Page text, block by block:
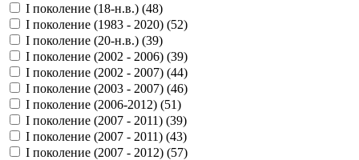
I поколение (18-н.в.) (48)
I поколение (1983 - 2020) (52)
I поколение (20-н.в.) (39)
I поколение (2002 - 2006) (39)
I поколение (2002 - 2007) (44)
I поколение (2003 - 2007) (46)
I поколение (2006-2012) (51)
I поколение (2007 - 2011) (39)
I поколение (2007 - 2011) (43)
I поколение (2007 - 2012) (57)